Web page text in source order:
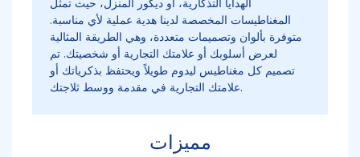
الهدايا التذكارية، أو ديكور المنزل، حيث تمثل
المغناطيسات المخصصة لدينا هدية عملية لأي مناسبة.
متوفرة بألوان وتصميمات متعددة، وهي الطريقة المثالية
لعرض أسلوبك أو علامتك التجارية أو شخصيتك. تم
تصميم كل مغناطيس ليدوم طويلاً ويحتفظ بذكرياتك أو
علامتك التجارية في مقدمة ووسط ثلاجتك.
مميزات